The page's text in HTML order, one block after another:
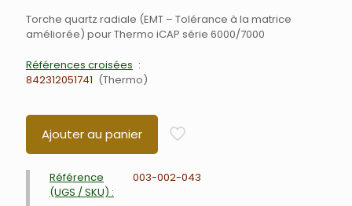
Torche quartz radiale (EMT – Tolérance à la matrice
améliorée) pour Thermo iCAP série 6000/7000
Références croisées
842312051741
Thermo
Ajouter au panier
Référence
(UGS / SKU) :
003-002-043